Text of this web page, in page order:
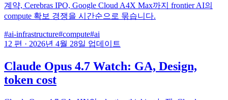
계약, Cerebras IPO, Google Cloud A4X Max까지 frontier AI의
compute 확보 경쟁을 시간순으로 묶습니다.
#ai-infrastructure#compute#ai
12 편 · 2026년 4월 28일 업데이트
Claude Opus 4.7 Watch: GA, Design,
token cost